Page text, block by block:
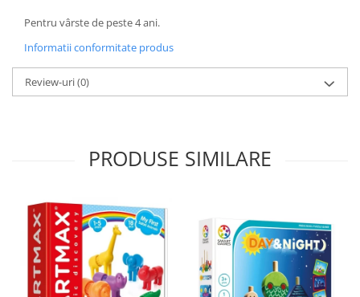
Pentru vârste de peste 4 ani.
Informatii conformitate produs
Review-uri(0)
PRODUSE SIMILARE